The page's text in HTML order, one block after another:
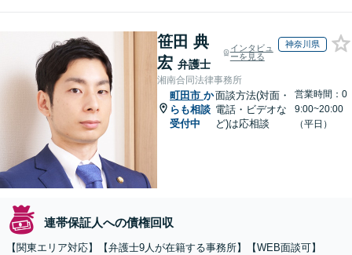
笹田 典
宏 弁護士
インタビュ
ーを見る
神奈川県
湘南合同法律事務所
町田市 か
らも相談
受付中
面談方法(対面・
電話・ビデオな
ど)は応相談
営業時間：0
9:00~20:00
（平日）
連帯保証人への債権回収
【関東エリア対応】【弁護士9人が在籍する事務所】【WEB面談可】